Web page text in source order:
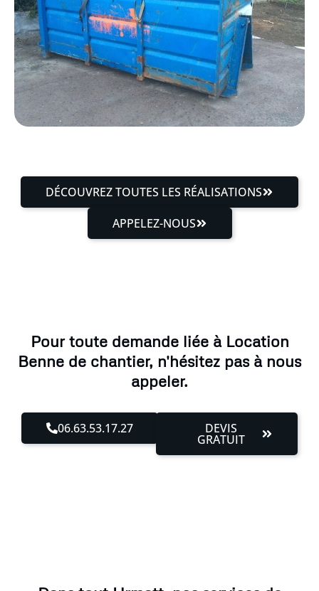
DÉCOUVREZ TOUTES LES RÉALISATIONS
APPELEZ-NOUS
Pour toute demande liée à Location
Benne de chantier, n'hésitez pas à nous
appeler.
06.63.53.17.27 DEVIS
GRATUIT